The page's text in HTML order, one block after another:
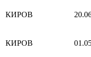
КИРОВ
КИРОВ